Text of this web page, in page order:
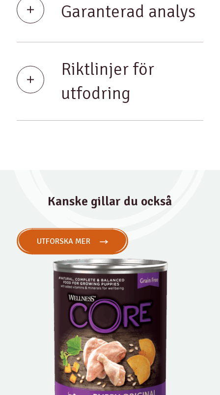
Garanterad analys
Riktlinjer för
utfodring
Kanske gillar du också
UTFORSKA MER